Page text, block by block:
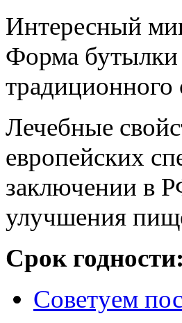
Интересный
Форма бутылки
традиционного
Лечебные
европейских
заключении в
улучшения
Срок
Советуем